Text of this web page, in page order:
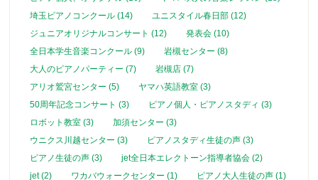
埼玉ピアノコンクール (14)
ユニスタイル春日部 (12)
ジュニアオリジナルコンサート (12)
発表会 (10)
全日本学生音楽コンクール (9)
岩槻センター (8)
大人のピアノパーティー (7)
岩槻店 (7)
アリオ鷲宮センター (5)
ヤマハ英語教室 (3)
50周年記念コンサート (3)
ピアノ個人・ピアノスタディ (3)
ロボット教室 (3)
加須センター (3)
ウニクス川越センター (3)
ピアノスタディ生徒の声 (3)
ピアノ生徒の声 (3)
jet全日本エレクトーン指導者協会 (2)
jet (2)
ワカバウォークセンター (1)
ピアノ大人生徒の声 (1)